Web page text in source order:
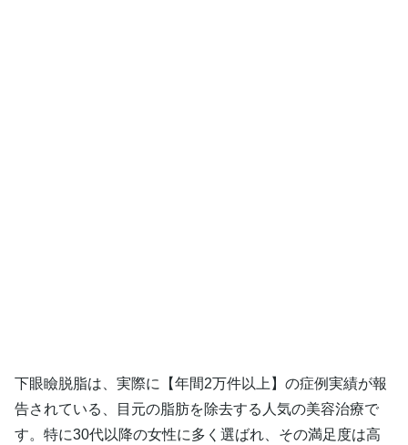
下眼瞼脱脂は、実際に【年間2万件以上】の症例実績が報
告されている、目元の脂肪を除去する人気の美容治療で
す。特に30代以降の女性に多く選ばれ、その満足度は高